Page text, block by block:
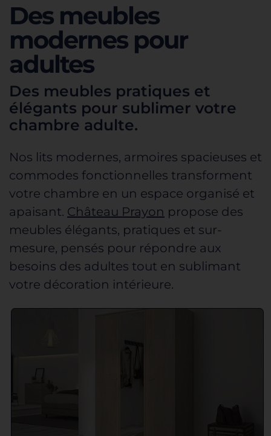
Des meubles
modernes pour
adultes
Des meubles pratiques et
élégants pour sublimer votre
chambre adulte.
Nos lits modernes, armoires spacieuses et
commodes fonctionnelles transforment
votre chambre en un espace organisé et
apaisant. Château Prayon propose des
meubles élégants, pratiques et sur-
mesure, pensés pour répondre aux
besoins des adultes tout en sublimant
votre décoration intérieure.